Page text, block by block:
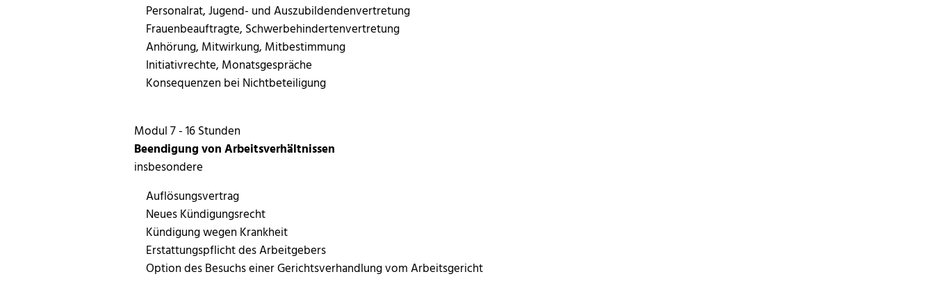
Personalrat, Jugend- und Auszubildendenvertretung
Frauenbeauftragte, Schwerbehindertenvertretung
Anhörung, Mitwirkung, Mitbestimmung
Initiativrechte, Monatsgespräche
Konsequenzen bei Nichtbeteiligung
Modul 7 - 16 Stunden
Beendigung von Arbeitsverhältnissen
insbesondere
Auflösungsvertrag
Neues Kündigungsrecht
Kündigung wegen Krankheit
Erstattungspflicht des Arbeitgebers
Option des Besuchs einer Gerichtsverhandlung vom Arbeitsgericht